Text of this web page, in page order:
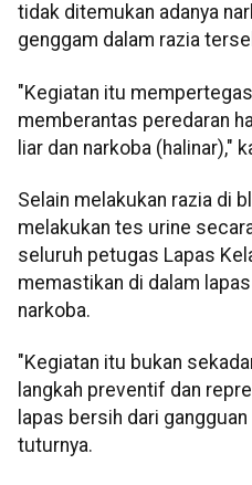
tidak ditemukan adanya
genggam dalam razia
"Kegiatan itu
memberantas peredaran
liar dan narkoba (halinar),"
Selain melakukan razia di
melakukan tes urine
seluruh petugas Lapas
memastikan di dalam
narkoba.
"Kegiatan itu bukan
langkah preventif dan
lapas bersih dari
tuturnya.